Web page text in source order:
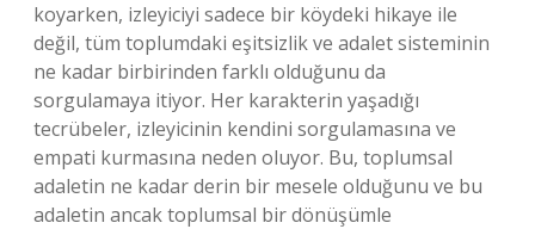
koyarken, izleyiciyi sadece bir köydeki hikaye ile
değil, tüm toplumdaki eşitsizlik ve adalet sisteminin
ne kadar birbirinden farklı olduğunu da
sorgulamaya itiyor. Her karakterin yaşadığı
tecrübeler, izleyicinin kendini sorgulamasına ve
empati kurmasına neden oluyor. Bu, toplumsal
adaletin ne kadar derin bir mesele olduğunu ve bu
adaletin ancak toplumsal bir dönüşümle